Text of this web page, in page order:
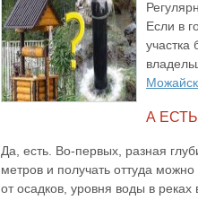
Если в
участка
А
Да, есть. Во-первых, разная
метров и получать оттуда
от осадков, уровня воды в